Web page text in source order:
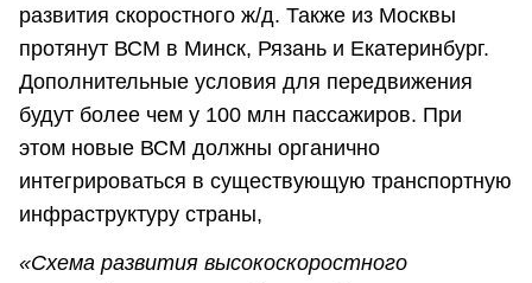
развития скоростного ж/д. Также из Москвы
протянут ВСМ в Минск, Рязань и Екатеринбург.
Дополнительные условия для передвижения
будут более чем у 100 млн пассажиров. При
этом новые ВСМ должны органично
интегрироваться в существующую транспортную
инфраструктуру страны,
«Схема развития высокоскоростного